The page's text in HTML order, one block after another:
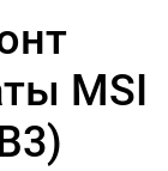
MSI